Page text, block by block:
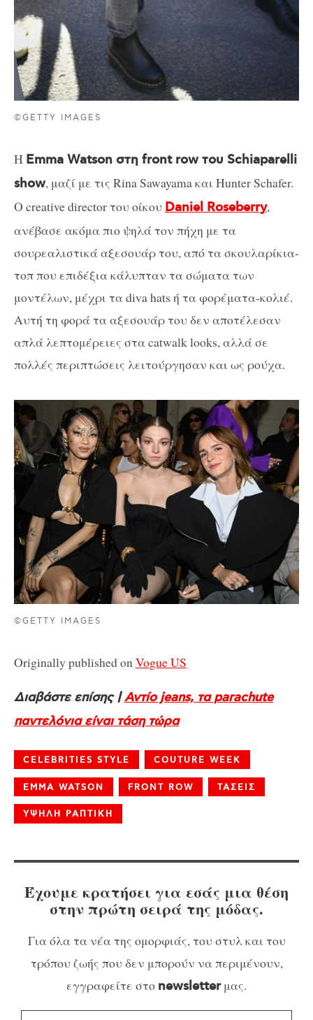
©GETTY IMAGES
H Emma Watson στη front row του Schiaparelli
show, μαζί με τις Rina Sawayama και Hunter Schafer.
Ο creative director του οίκου Daniel Roseberry,
ανέβασε ακόμα πιο ψηλά τον πήχη με τα
σουρεαλιστικά αξεσουάρ του, από τα σκουλαρίκια-
τοπ που επιδέξια κάλυπταν τα σώματα των
μοντέλων, μέχρι τα diva hats ή τα φορέματα-κολιέ.
Αυτή τη φορά τα αξεσουάρ του δεν αποτέλεσαν
απλά λεπτομέρειες στα catwalk looks, αλλά σε
πολλές περιπτώσεις λειτούργησαν και ως ρούχα.
©GETTY IMAGES
Originally published on Vogue US
Διαβάστε επίσης |Αντίο jeans, τα parachute
παντελόνια είναι τάση τώρα
CELEBRITIES STYLE COUTURE WEEK
EMMA WATSON FRONT ROW ΤΑΣΕΙΣ
ΥΨΗΛΗ ΡΑΠΤΙΚΗ
Έχουμε κρατήσει για εσάς μια θέση
στην πρώτη σειρά της μόδας.
Για όλα τα νέα της ομορφιάς, του στυλ και του
τρόπου ζωής που δεν μπορούν να περιμένουν,
εγγραφείτε στο newsletterμας.